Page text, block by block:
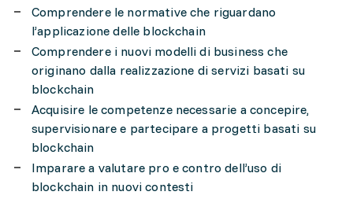
Comprendere le normative che riguardano
l’applicazione delle blockchain
Comprendere i nuovi modelli di business che
originano dalla realizzazione di servizi basati su
blockchain
Acquisire le competenze necessarie a concepire,
supervisionare e partecipare a progetti basati su
blockchain
Imparare a valutare pro e contro dell’uso di
blockchain in nuovi contesti